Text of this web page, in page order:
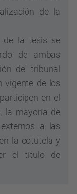
de la
de la tesis se
de ambas
del tribunal
vigente de los
en el
la mayoría de
a las
la cotutela y
el título de